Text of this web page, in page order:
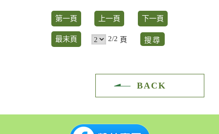
第一頁 上一頁 下一頁
最末頁 2/2 頁
BACK